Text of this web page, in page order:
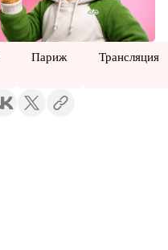
Париж Трансляция